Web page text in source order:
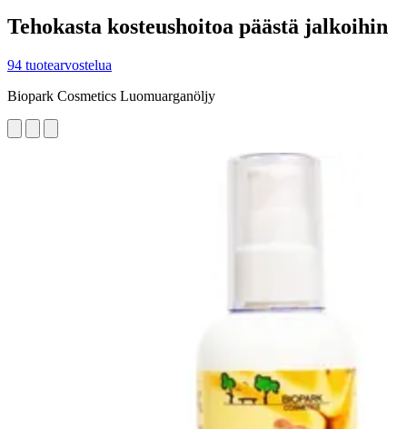
Tehokasta kosteushoitoa päästä jalkoihin
94 tuotearvostelua
Biopark Cosmetics Luomuarganöljy